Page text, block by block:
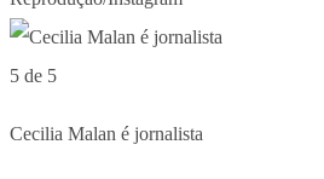
5 de 5
Cecilia Malan é jornalista